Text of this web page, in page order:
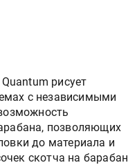
рисует
с независимыми
позволяющих
до материала и
скотча на барабан